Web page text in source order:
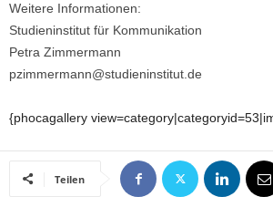
Weitere Informationen:
Studieninstitut für Kommunikation
Petra Zimmermann
pzimmermann@studieninstitut.de
{phocagallery
Teilen